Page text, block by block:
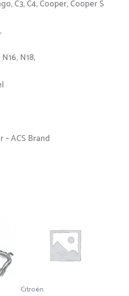
C3, C4, Cooper, Cooper S
N18,
ACS Brand
Citroën